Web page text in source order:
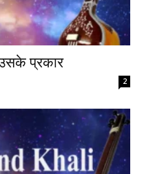
प्रकार
2